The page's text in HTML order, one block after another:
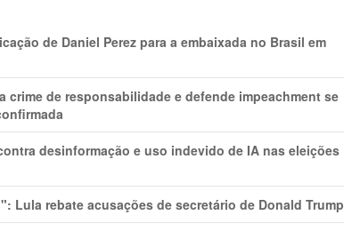
de Daniel Perez para a embaixada no Brasil em
crime de responsabilidade e defende impeachment se
desinformação e uso indevido de IA nas eleições
Lula rebate acusações de secretário de Donald Trump